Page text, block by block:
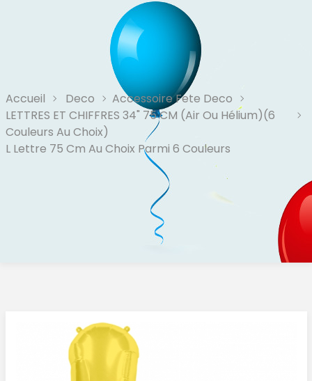
Accueil Deco
Accessoire Fete Deco
LETTRES ET CHIFFRES 34" 75 CM (air Ou Hélium)(6
Couleurs Au Choix)
L Lettre 75 Cm Au Choix Parmi 6 Couleurs